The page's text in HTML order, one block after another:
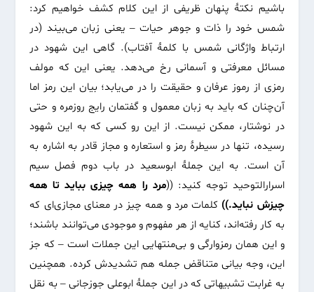
باشیم نکتۀ پنهان ظریفی از این کلام کشف خواهیم کرد:
شمس خود را ذات و جوهر حیات – یعنی زبان می‌بیند (در
ارتباط واژگانی شمس با کلمۀ آفتاب). گاهی این شهود در
مسائل معرفتی و آسمانی رخ می‌دهد. یعنی این که مولف
رمزی از رموز عرفان و حقیقت را در می‌یابد؛ بیان این رمز اما
آن‌چنان که باید به زبان معمول و گفتمان رایج روزمره و حتی
در نوشتار، ممکن نیست. از این رو کسی که به این شهود
رسیده، تنها در سیطرۀ رمز و استعاره و مجاز قادر به اشاره به
آن است. به این جملۀ ابوسعید در باب دوم فصل سیم
اسرارالتوحید توجه کنید: ((مرد را همه چیزی بباید تا همه
چیزش نباید.)) کلمات مرد و همه چیز در معنای مجازی‌ای که
به کار رفته‌اند، کنایه از هر مفهوم و موجودی می‌توانند باشند؛
و این همان رمزوارگی و بی‌منتهایی این جملات است – که جز
این، وجه بیانی متناقض جمله هم تشدیدش کرده. همچنین
به غرابت تشبیهاتی که در این جملۀ ابوعلی جوزجانی – به نقل